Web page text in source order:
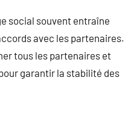
social souvent entraîne
avec les partenaires.
tous les partenaires et
garantir la stabilité des